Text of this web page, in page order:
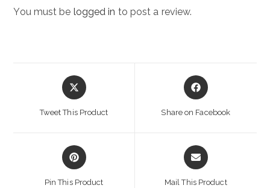
You must be logged in to post a review.
Opens
in
Tweet This Product
Opens
in
Share on Facebook
Opens
in
Pin This Product
Opens
in
Mail This Product